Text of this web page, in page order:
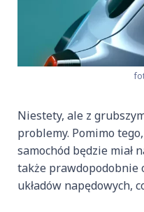
Niestety, ale z
problemy. Pomimo
samochód będzie miał
także prawdopodobnie
układów napędowych,